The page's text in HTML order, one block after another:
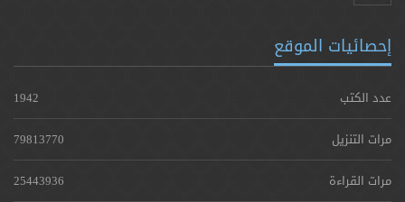
إحصائيات الموقع
عدد الكتب
1942
مرات التنزيل
79813770
مرات القراءة
25443936